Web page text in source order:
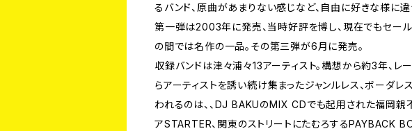
るバンド、原曲があまりない感じなど、自由に好きな様に違
第一弾は2003年に発売、当時好評を博し、現在でもセー
の間では名作の一品。その第三弾が6月に発売。
収録バンドは津々浦々13アーティスト。構想から約3年、
らアーティストを誘い続け集まったジャンルレス、ボーダレ
われるのは、、DJ BAKUのMIX CDでも起用された福岡親
アSTARTER、関東のストリートにたむろするPAYBACK